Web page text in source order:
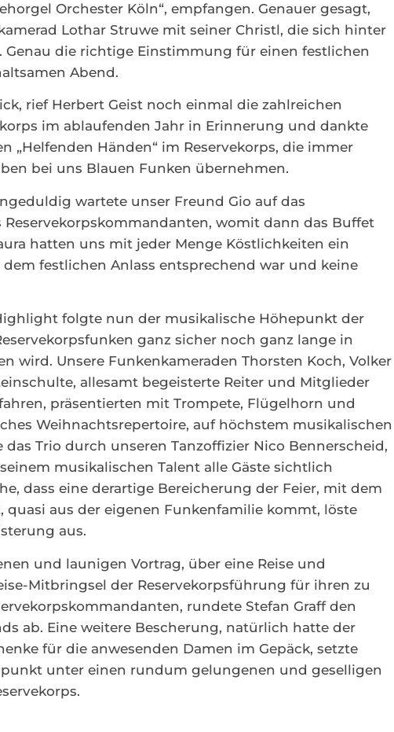
Orchester Köln“, empfangen. Genauer gesagt,
Lothar Struwe mit seiner Christl, die sich hinter
Genau die richtige Einstimmung für einen festlichen
Abend.
rief Herbert Geist noch einmal die zahlreichen
im ablaufenden Jahr in Erinnerung und dankte
„Helfenden Händen“ im Reservekorps, die immer
bei uns Blauen Funken übernehmen.
wartete unser Freund Gio auf das
Reservekorpskommandanten, womit dann das Buffet
hatten uns mit jeder Menge Köstlichkeiten ein
dem festlichen Anlass entsprechend war und keine
folgte nun der musikalische Höhepunkt der
ganz sicher noch ganz lange in
wird. Unsere Funkenkameraden Thorsten Koch, Volker
allesamt begeisterte Reiter und Mitglieder
präsentierten mit Trompete, Flügelhorn und
Weihnachtsrepertoire, auf höchstem musikalischen
das Trio durch unseren Tanzoffizier Nico Bennerscheid,
musikalischen Talent alle Gäste sichtlich
dass eine derartige Bereicherung der Feier, mit dem
quasi aus der eigenen Funkenfamilie kommt, löste
aus.
und launigen Vortrag, über eine Reise und
Mitbringsel der Reservekorpsführung für ihren zu
rundete Stefan Graff den
ab. Eine weitere Bescherung, natürlich hatte der
für die anwesenden Damen im Gepäck, setzte
unter einen rundum gelungenen und geselligen